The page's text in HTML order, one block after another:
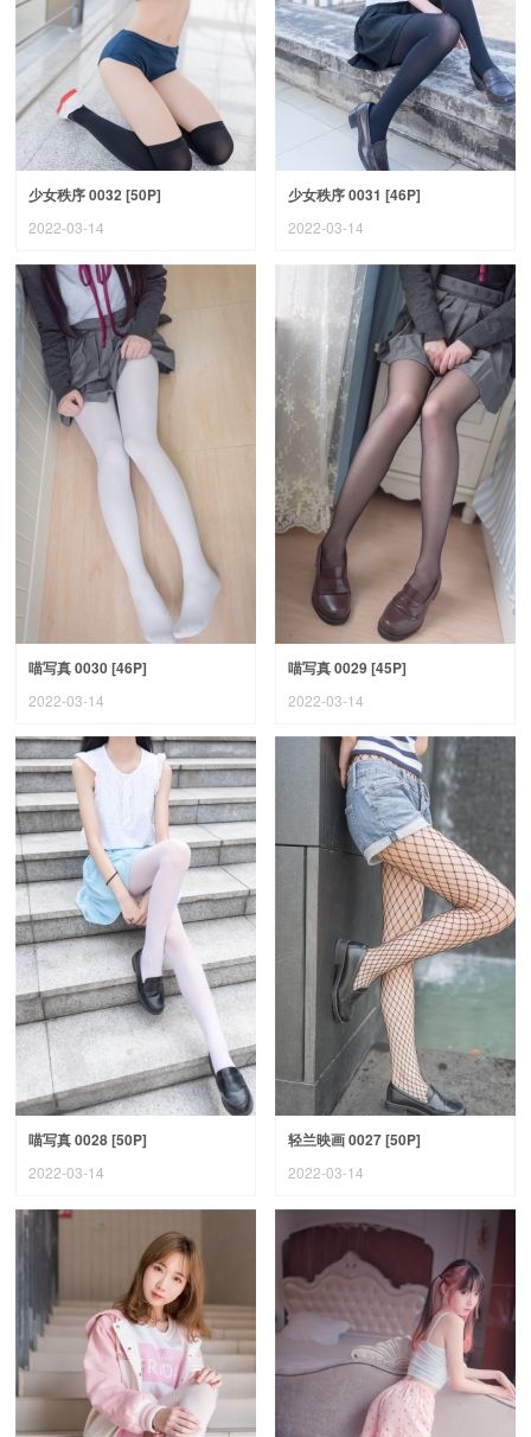
少女秩序 0032 [50P]
2022-03-14
少女秩序 0031 [46P]
2022-03-14
喵写真 0030 [46P]
2022-03-14
喵写真 0029 [45P]
2022-03-14
喵写真 0028 [50P]
2022-03-14
轻兰映画 0027 [50P]
2022-03-14